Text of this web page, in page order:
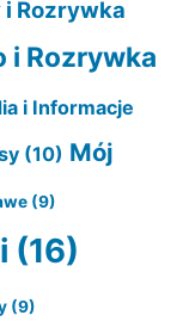
i Rozrywka
i Rozrywka
i Informacje
(10) Mój
(9)
(16)
(9)